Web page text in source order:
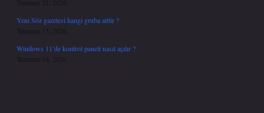
Temmuz 21, 2026
Yeni Söz gazetesi hangi gruba aittir ?
Temmuz 15, 2026
Windows 11’de kontrol paneli nasıl açılır ?
Temmuz 14, 2026